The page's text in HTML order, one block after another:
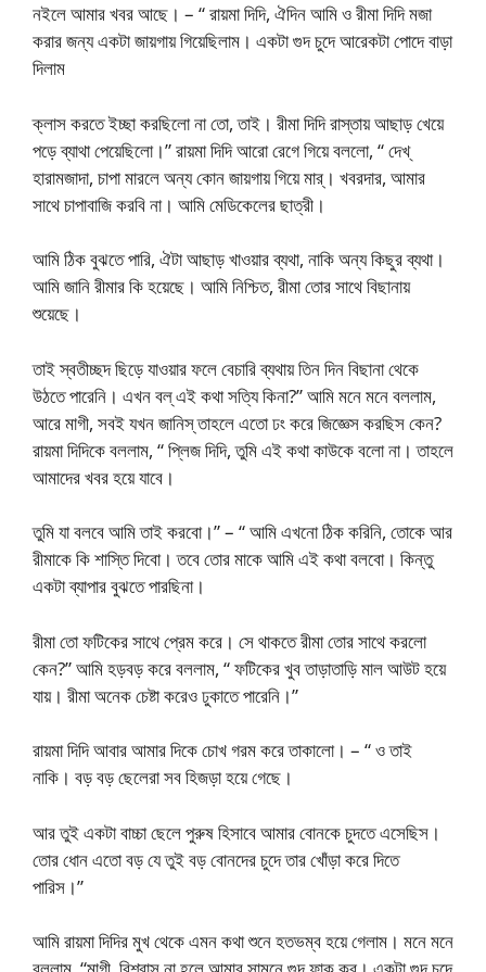
নইলে আমার খবর আছে। – “ রায়মা দিদি, ঐদিন আমি ও রীমা দিদি মজা
করার জন্য একটা জায়গায় গিয়েছিলাম। একটা গুদ চুদে আরেকটা পোদে বাড়া
দিলাম
ক্লাস করতে ইচ্ছা করছিলো না তো, তাই। রীমা দিদি রাস্তায় আছাড় খেয়ে
পড়ে ব্যাথা পেয়েছিলো।” রায়মা দিদি আরো রেগে গিয়ে বললো, “ দেখ্‌
হারামজাদা, চাপা মারলে অন্য কোন জায়গায় গিয়ে মার্‌। খবরদার, আমার
সাথে চাপাবাজি করবি না। আমি মেডিকেলের ছাত্রী।
আমি ঠিক বুঝতে পারি, ঐটা আছাড় খাওয়ার ব্যথা, নাকি অন্য কিছুর ব্যথা।
আমি জানি রীমার কি হয়েছে। আমি নিশ্চিত, রীমা তোর সাথে বিছানায়
শুয়েছে।
তাই স্বতীচ্ছদ ছিড়ে যাওয়ার ফলে বেচারি ব্যথায় তিন দিন বিছানা থেকে
উঠতে পারেনি। এখন বল্‌ এই কথা সত্যি কিনা?” আমি মনে মনে বললাম,
আরে মাগী, সবই যখন জানিস্‌ তাহলে এতো ঢং করে জিজ্ঞেস করছিস কেন?
রায়মা দিদিকে বললাম, “ প্লিজ দিদি, তুমি এই কথা কাউকে বলো না। তাহলে
আমাদের খবর হয়ে যাবে।
তুমি যা বলবে আমি তাই করবো।” – “ আমি এখনো ঠিক করিনি, তোকে আর
রীমাকে কি শাস্তি দিবো। তবে তোর মাকে আমি এই কথা বলবো। কিন্তু
একটা ব্যাপার বুঝতে পারছিনা।
রীমা তো ফটিকের সাথে প্রেম করে। সে থাকতে রীমা তোর সাথে করলো
কেন?” আমি হড়বড় করে বললাম, “ ফটিকের খুব তাড়াতাড়ি মাল আউট হয়ে
যায়। রীমা অনেক চেষ্টা করেও ঢুকাতে পারেনি।”
রায়মা দিদি আবার আমার দিকে চোখ গরম করে তাকালো। – “ ও তাই
নাকি। বড় বড় ছেলেরা সব হিজড়া হয়ে গেছে।
আর তুই একটা বাচ্চা ছেলে পুরুষ হিসাবে আমার বোনকে চুদতে এসেছিস।
তোর ধোন এতো বড় যে তুই বড় বোনদের চুদে তার খোঁড়া করে দিতে
পারিস।”
আমি রায়মা দিদির মুখ থেকে এমন কথা শুনে হতভম্ব হয়ে গেলাম। মনে মনে